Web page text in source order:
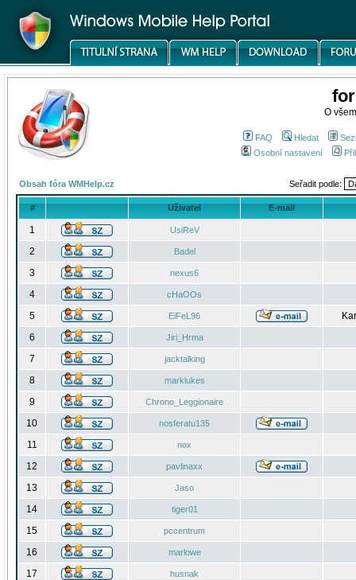
O
FAQ Hledat
Osobní nastavení
Obsah fóra WMHelp.cz Seřadit podle:
# Uživatel E-mail
1 UsiReV
2 Badel
3 nexus6
4 cHaOOs
5 EiFeL96
6
Jiri_Hrma
7 jacktalking
8 marklukes
9 Chrono_Leggionaire
10 nosferatu135
11 nox
12 pavlinaxx
13 Jaso
14 tiger01
15 pccentrum
16 marlowe
17 husnak